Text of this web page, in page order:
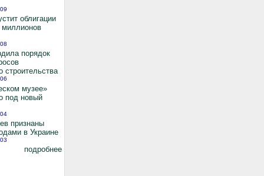
облигации
миллионов
порядок
строительства
музее»
под новый
признаны
в Украине
подробнее